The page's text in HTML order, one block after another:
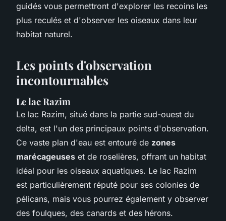
guidés vous permettront d'explorer les recoins les
plus reculés et d'observer les oiseaux dans leur
habitat naturel.
Les points d'observation
incontournables
Le lac Razim
Le lac Razim, situé dans la partie sud-ouest du
delta, est l'un des principaux points d'observation.
Ce vaste plan d'eau est entouré de zones
marécageuses et de roselières, offrant un habitat
idéal pour les oiseaux aquatiques. Le lac Razim
est particulièrement réputé pour ses colonies de
pélicans, mais vous pourrez également y observer
des foulques, des canards et des hérons.